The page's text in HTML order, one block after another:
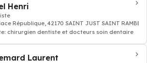
Henri
République, 42170 SAINT JUST SAINT
chirurgien dentiste et docteurs soin dentaire
Laurent